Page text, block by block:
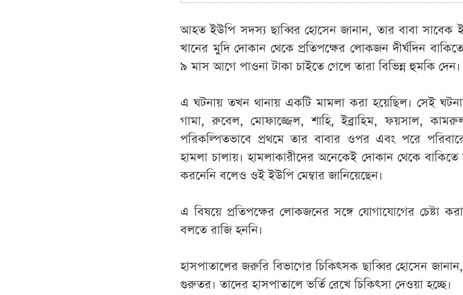
আহত ইউপি সদস্য ছাব্বির হোসেন জানান, তার বাবা সাবেক
খানের মুদি দোকান থেকে প্রতিপক্ষের লোকজন দীর্ঘদিন
৯ মাস আগে পাওনা টাকা চাইতে গেলে তারা বিভিন্ন হুমকি দেন।
এ ঘটনায় তখন থানায় একটি মামলা করা হয়েছিল। সেই
গামা, রুবেল, মোফাজ্জেল, শাহি, ইব্রাহিম, ফয়সাল,
পরিকল্পিতভাবে প্রথমে তার বাবার ওপর এবং পরে
হামলা চালায়। হামলাকারীদের অনেকেই দোকান থেকে
করনেনি বলেও ওই ইউপি মেম্বার জানিয়েছেন।
এ বিষয়ে প্রতিপক্ষের লোকজনের সঙ্গে যোগাযোগের চেষ্টা
বলতে রাজি হননি।
হাসপাতালের জরুরি বিভাগের চিকিৎসক ছাব্বির হোসেন
গুরুতর। তাদের হাসপাতালে ভর্তি রেখে চিকিৎসা দেওয়া হচ্ছে।